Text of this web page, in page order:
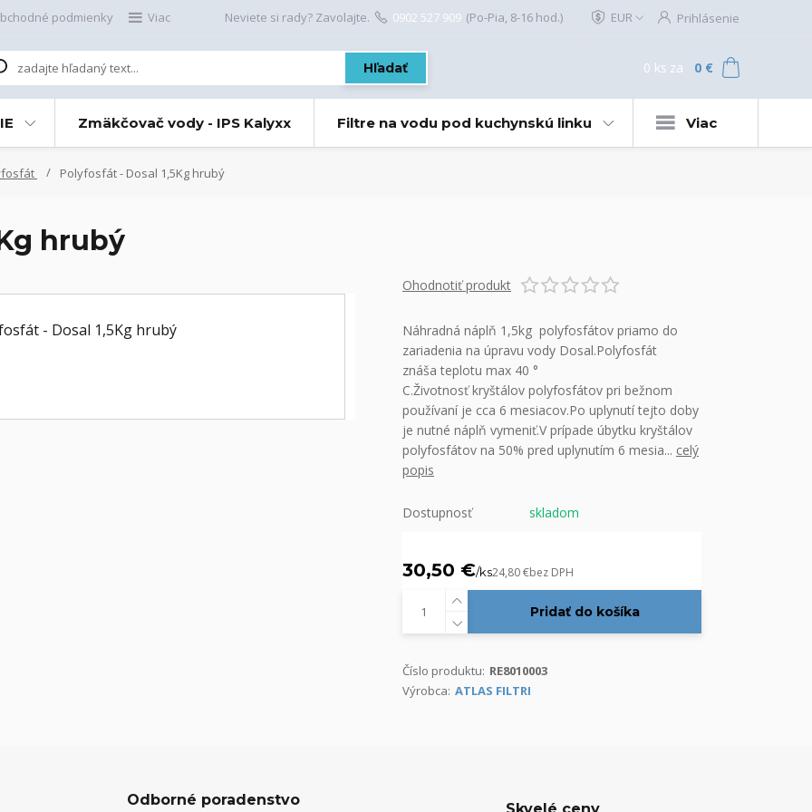
podmienky Viac EUR Prihlásenie
Hľadať
Neviete si rady? Zavolajte. 0902 527 909 (Po-Pia, 8-16 hod.)
0 ks za 0 €
Zmäkčovač vody - IPS Kalyxx Filtre na vodu pod kuchynskú linku Viac
Polyfosfát - Dosal 1,5Kg hrubý
hrubý
Ohodnotiť produkt
Náhradná náplň 1,5kg polyfosfátov priamo do
zariadenia na úpravu vody Dosal.Polyfosfát
znáša teplotu max 40 °
C.Životnosť kryštálov polyfosfátov pri bežnom
používaní je cca 6 mesiacov.Po uplynutí tejto doby
je nutné náplň vymeniť.V prípade úbytku kryštálov
polyfosfátov na 50% pred uplynutím 6 mesia... celý
popis
Dostupnosť skladom
30,50 €/ks24,80 €bez DPH
Pridať do košíka
Číslo produktu: RE8010003
Výrobca: ATLAS FILTRI
Odborné poradenstvo